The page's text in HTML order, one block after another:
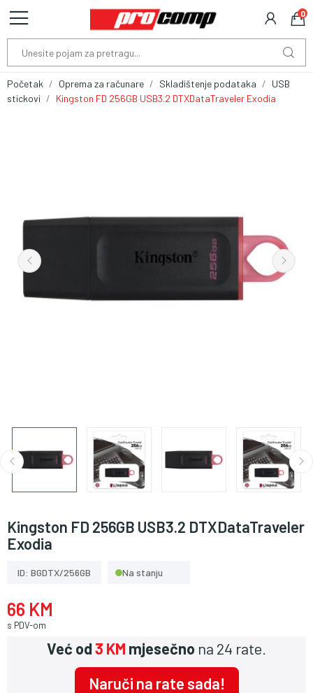
0
Početak Oprema za računare Skladištenje podataka
USB
stickovi
Kingston FD 256GB USB3.2 DTXDataTraveler Exodia
Kingston FD 256GB USB3.2 DTXDataTraveler
Exodia
ID: BGDTX/256GB Na stanju
66 KM
s PDV-om
Već od3 KM mjesečno na 24 rate.
Naruči na rate sada!